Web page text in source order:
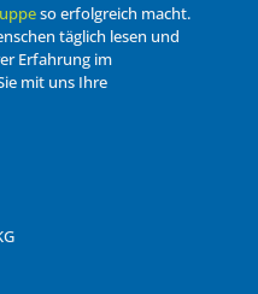
so erfolgreich macht.
täglich lesen und
Erfahrung im
mit uns Ihre